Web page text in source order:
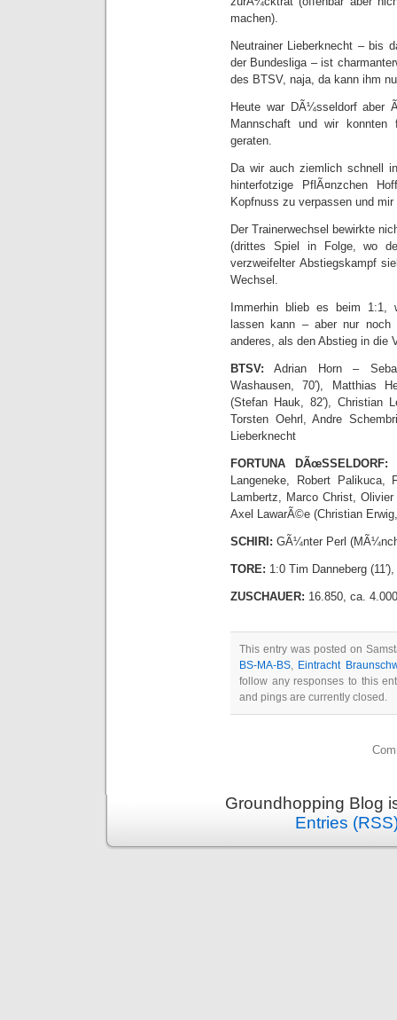
machen).
Neutrainer Lieberknecht – bis
der Bundesliga – ist
des BTSV, naja, da kann ihm
Heute war DÃ¼sseldorf aber
Mannschaft und wir
geraten.
Da wir auch ziemlich schnell
hinterfotzige PflÃ¤nzchen
Kopfnuss zu verpassen und
Der Trainerwechsel bewirkte
(drittes Spiel in Folge, wo
verzweifelter Abstiegskampf
Wechsel.
Immerhin blieb es beim 1:1,
lassen kann – aber nur noch
anderes, als den Abstieg in die
BTSV: Adrian Horn –
Washausen, 70′), Matthias
(Stefan Hauk, 82′), Christian
Torsten Oehrl, Andre
Lieberknecht
FORTUNA DÃœSSELDORF:
Langeneke, Robert Palikuca,
Lambertz, Marco Christ,
Axel LawarÃ©e (Christian
SCHIRI: GÃ¼nter Perl
TORE: 1:0 Tim Danneberg
ZUSCHAUER: 16.850, ca.
This entry was posted on
BS-MA-BS, Eintracht
follow any responses to this
and pings are currently closed.
Groundhopping Blog
Entries